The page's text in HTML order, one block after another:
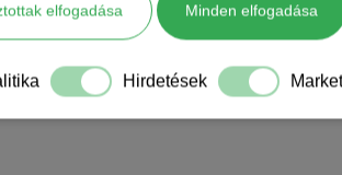
elfogadása Minden elfogadása
Hirdetések